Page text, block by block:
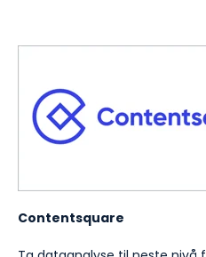
Contentsquare